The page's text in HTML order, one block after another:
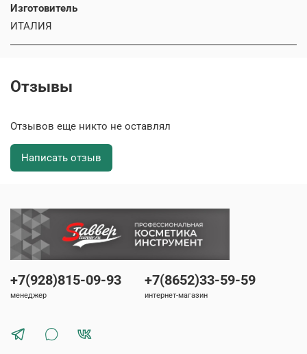
Изготовитель
ИТАЛИЯ
Отзывы
Отзывов еще никто не оставлял
Написать отзыв
+7(928)815-09-93
менеджер
+7(8652)33-59-59
интернет-магазин